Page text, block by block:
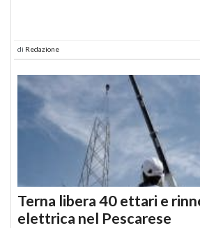
di Redazione
Terna libera 40 ettari e
elettrica nel Pescarese